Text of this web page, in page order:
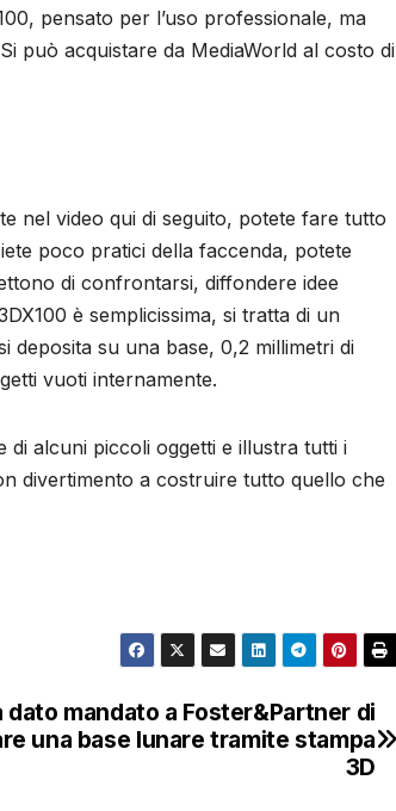
pensato per l’uso professionale, ma
può acquistare da MediaWorld al costo di
nel video qui di seguito, potete fare tutto
poco pratici della faccenda, potete
di confrontarsi, diffondere idee
è semplicissima, si tratta di un
deposita su una base, 0,2 millimetri di
vuoti internamente.
di alcuni piccoli oggetti e illustra tutti i
divertimento a costruire tutto quello che
dato mandato a Foster&Partner di
una base lunare tramite stampa
3D